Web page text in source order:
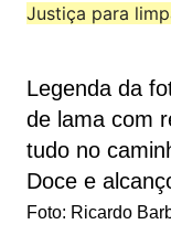
Justiça para
Legenda da
de lama com
tudo no
Doce e
Foto: Ricardo